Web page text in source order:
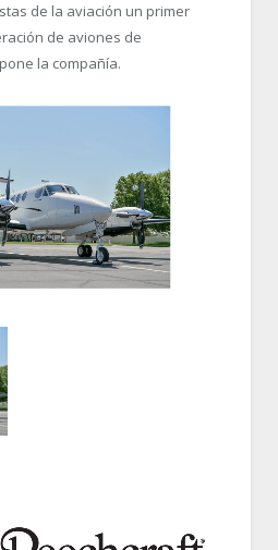
de la aviación un primer
de aviones de
la compañía.